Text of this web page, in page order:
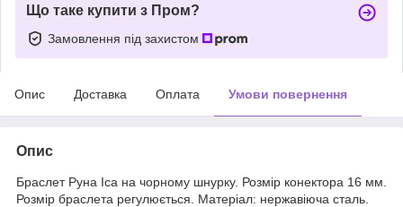
Що таке купити з Пром?
Замовлення під захистом
Опис Доставка Оплата Умови повернення
Опис
Браслет Руна Іса на чорному шнурку. Розмір конектора 16 мм.
Розмір браслета регулюється. Матеріал: нержавіюча сталь.